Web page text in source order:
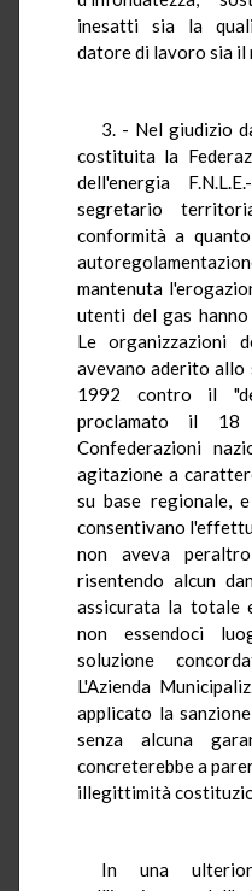
inesatti sia la
datore di lavoro sia il
3. - Nel giudizio
costituita la
dell'energia
segretario
conformità a
mantenuta
utenti del gas
Le organizzazioni
avevano aderito allo
1992 contro il
proclamato il 18
Confederazioni
agitazione a
su base regionale,
consentivano
non aveva
risentendo alcun
assicurata la totale
non essendoci
soluzione
L'Azienda
applicato la
senza alcuna
concreterebbe a
illegittimità
In una